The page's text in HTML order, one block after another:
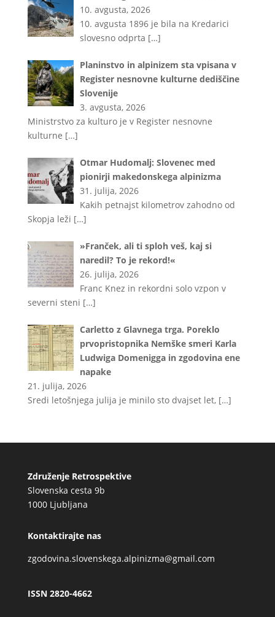
10. avgusta, 2026
10. avgusta 1896 je bila na Kredarici
slovesno odprta […]
Planinstvo in alpinizem sta vpisana v
Register nesnovne kulturne dediščine
Slovenije
3. avgusta, 2026
Ministrstvo za kulturo je v Register nesnovne
kulturne […]
Otmar Hudomalj: Slovenec med
pionirji makedonskega alpinizma
31. julija, 2026
Kakih petnajst kilometrov zahodno od
Skopja leži […]
»Franček, ali ti sploh veš, kaj si
naredil? To je rekord!«
26. julija, 2026
Franc Knez in rekordni solo vzpon v
severni steni […]
Carletto z Glavnega trga. Poreklo
prvopristopnika Nemške smeri Karla
Ludwiga Domenigga in zgodovina ene
napake
21. julija, 2026
Sredi letošnjega julija je minilo sto dvajset let, […]
Združenje Retrospektive
Slovenska cesta 9b
1000 Ljubljana
Kontaktirajte nas
zgodovina.slovenskega.alpinizma@gmail.com
ISSN 2820-4662